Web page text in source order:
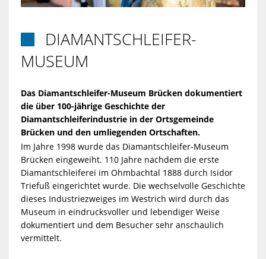
TOURISMUSDIAMANTSCHLEIFER-
MUSEUM
Das Diamantschleifer-Museum Brücken dokumentiert
die über 100-jährige Geschichte der
Diamantschleiferindustrie in der Ortsgemeinde
Brücken und den umliegenden Ortschaften.
Im Jahre 1998 wurde das Diamantschleifer-Museum
Brücken eingeweiht. 110 Jahre nachdem die erste
Diamantschleiferei im Ohmbachtal 1888 durch Isidor
Triefuß eingerichtet wurde. Die wechselvolle Geschichte
dieses Industriezweiges im Westrich wird durch das
Museum in eindrucksvoller und lebendiger Weise
dokumentiert und dem Besucher sehr anschaulich
vermittelt.